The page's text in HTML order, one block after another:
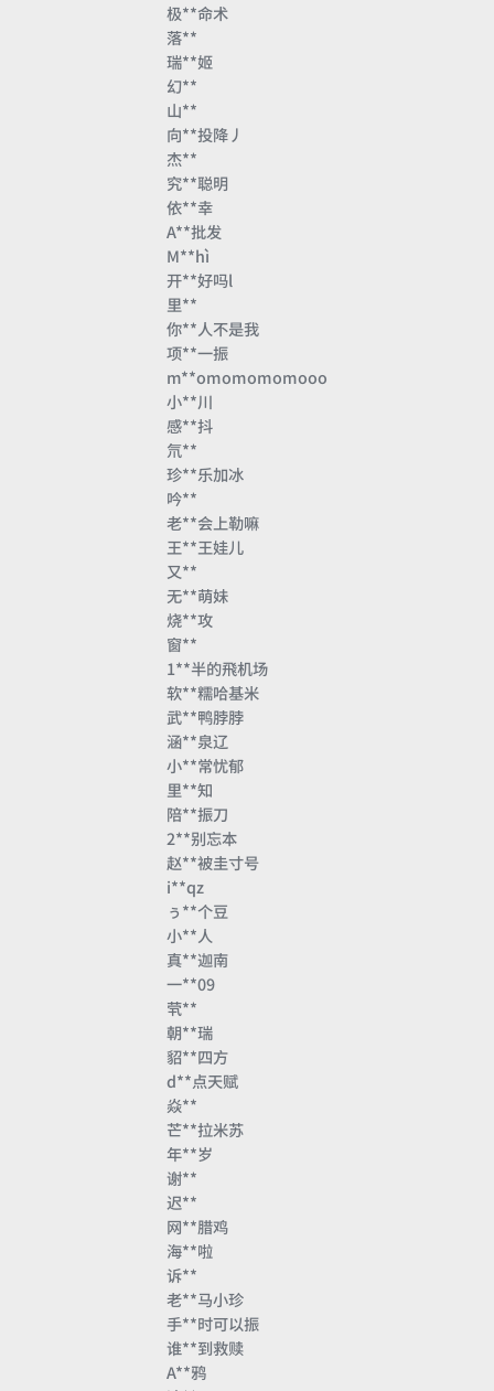
极**命术
落**
瑞**姬
幻**
山**
向**投降丿
杰**
究**聪明
依**幸
A**批发
M**hì
开**好吗l
里**
你**人不是我
项**一振
m**omomomomooo
小**川
感**抖
氘**
珍**乐加冰
吟**
老**会上勒嘛
王**王娃儿
又**
无**萌妹
烧**攻
窗**
1**半的飛机场
软**糯哈基米
武**鸭脖脖
涵**泉辽
小**常忧郁
里**知
陪**振刀
2**别忘本
赵**被圭寸号
i**qz
ぅ**个豆
小**人
真**迦南
一**09
茕**
朝**瑞
貂**四方
d**点天赋
焱**
芒**拉米苏
年**岁
谢**
迟**
网**腊鸡
海**啦
诉**
老**马小珍
手**时可以振
谁**到救赎
A**鸦